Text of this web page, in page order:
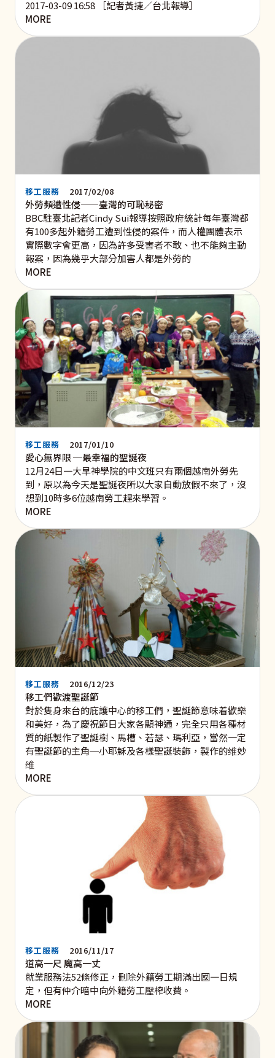
2017-03-09 16:58 ［記者黃捷／台北報導］
MORE
移工服務 2017/02/08
外勞頻遭性侵——臺灣的可恥秘密
BBC駐臺北記者Cindy Sui報導按照政府統計每年臺灣都
有100多起外籍勞工遭到性侵的案件，而人權團體表示
實際數字會更高，因為許多受害者不敢、也不能夠主動
報案，因為幾乎大部分加害人都是外勞的
MORE
移工服務 2017/01/10
愛心無界限 ─最幸福的聖誕夜
12月24日一大早神學院的中文班只有兩個越南外勞先
到，原以為今天是聖誕夜所以大家自動放假不來了，沒
想到10時多6位越南勞工趕來學習。
MORE
移工服務 2016/12/23
移工們歡渡聖誕節
對於隻身來台的庇護中心的移工們，聖誕節意味着歡樂
和美好，為了慶祝節日大家各顯神通，完全只用各種材
質的紙製作了聖誕樹、馬槽、若瑟、瑪利亞，當然一定
有聖誕節的主角─小耶穌及各樣聖誕裝飾，製作的维妙
维
MORE
移工服務 2016/11/17
道高一尺 魔高一丈
就業服務法52條修正，刪除外籍勞工期滿出國一日規
定，但有仲介暗中向外籍勞工壓榨收費。
MORE